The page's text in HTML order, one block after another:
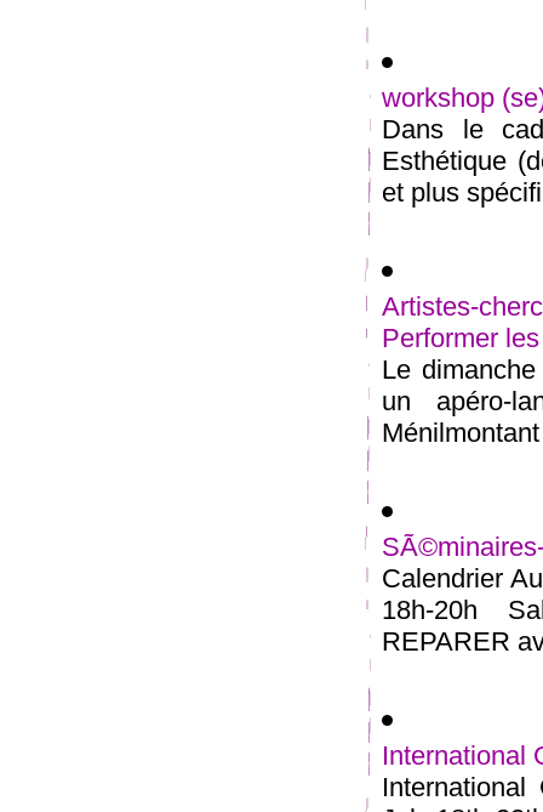
workshop
Dans le
Esthétique
et plus
Artistes-
Performer
Le
un apéro-
Calendrier
18h-20h
REPARER
International